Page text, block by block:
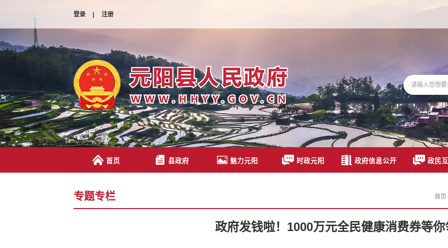
登录 | 注册
首页 县政府 魅力元阳 时政元阳 政府信息公开 政民
专题专栏 首页
政府发钱啦！1000万元全民健康消费券等你